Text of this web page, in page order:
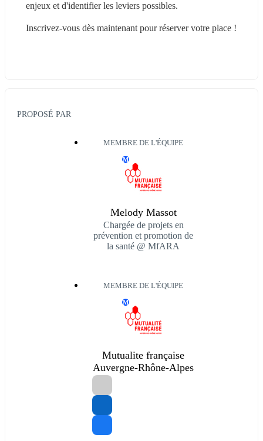
enjeux et d'identifier les leviers possibles.
Inscrivez-vous dès maintenant pour réserver votre place !
PROPOSÉ PAR
MEMBRE DE L'ÉQUIPE
M
Melody Massot
Chargée de projets en
prévention et promotion de
la santé @ MfARA
MEMBRE DE L'ÉQUIPE
M
Mutualite française
Auvergne-Rhône-Alpes